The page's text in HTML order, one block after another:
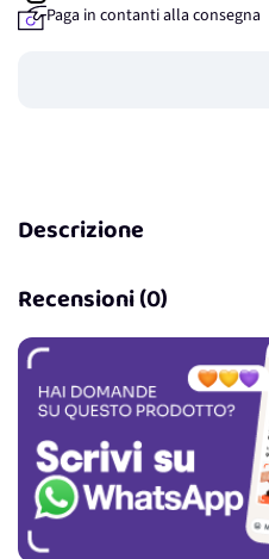
Paga in contanti alla consegna
Descrizione
Recensioni (0)